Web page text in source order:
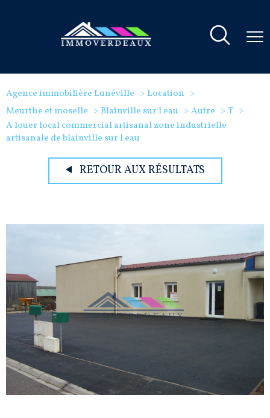
Agence immobilière Lunéville
Location
Meurthe et moselle
Blainville sur l eau Autre
T
A louer local commercial artisanal zone industrielle
artisanale de blainville sur l eau
RETOUR AUX RÉSULTATS